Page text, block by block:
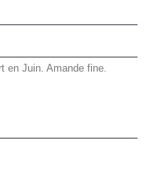
en Juin. Amande fine.